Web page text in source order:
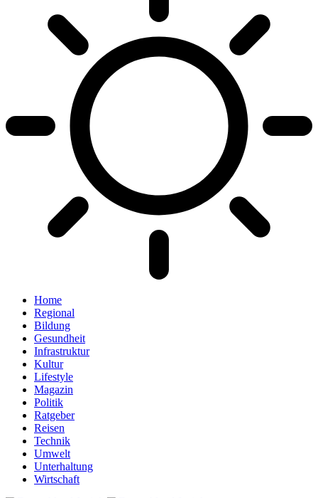
Home
Regional
Bildung
Gesundheit
Infrastruktur
Kultur
Lifestyle
Magazin
Politik
Ratgeber
Reisen
Technik
Umwelt
Unterhaltung
Wirtschaft